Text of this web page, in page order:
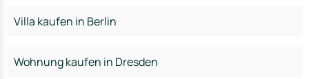
Villa kaufen in Berlin
Wohnung kaufen in Dresden